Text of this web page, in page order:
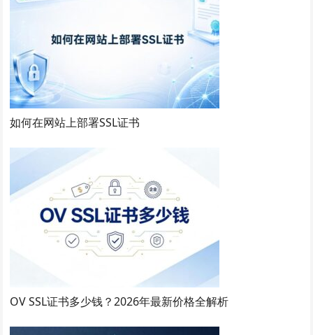
如何在网站上部署SSL证书
OV SSL证书多少钱？2026年最新价格全解析